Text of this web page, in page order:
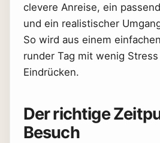
clevere Anreise, ein
und ein realistischer
So wird aus einem
runder Tag mit wenig
Eindrücken.
Der richtige
Besuch